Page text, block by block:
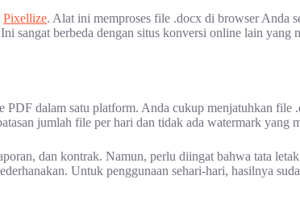
Pixellize. Alat ini memproses file .docx di browser Anda
sangat berbeda dengan situs konversi online lain yang
dalam satu platform. Anda cukup menjatuhkan file
jumlah file per hari dan tidak ada watermark yang
dan kontrak. Namun, perlu diingat bahwa tata
Untuk penggunaan sehari-hari, hasilnya